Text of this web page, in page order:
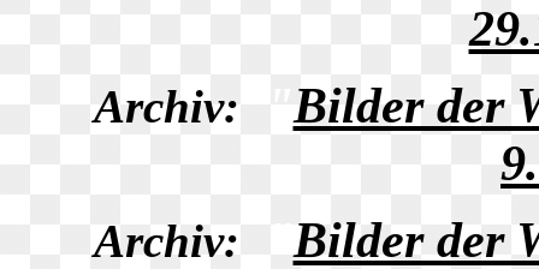
Archiv:
Bilder der
Archiv: "Bilder der